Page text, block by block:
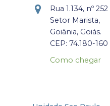
Rua 1.134, nº 252
Setor Marista,
Goiânia, Goiás.
CEP: 74.180-160
Como chegar